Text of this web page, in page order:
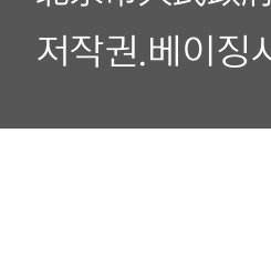
저작권.베이